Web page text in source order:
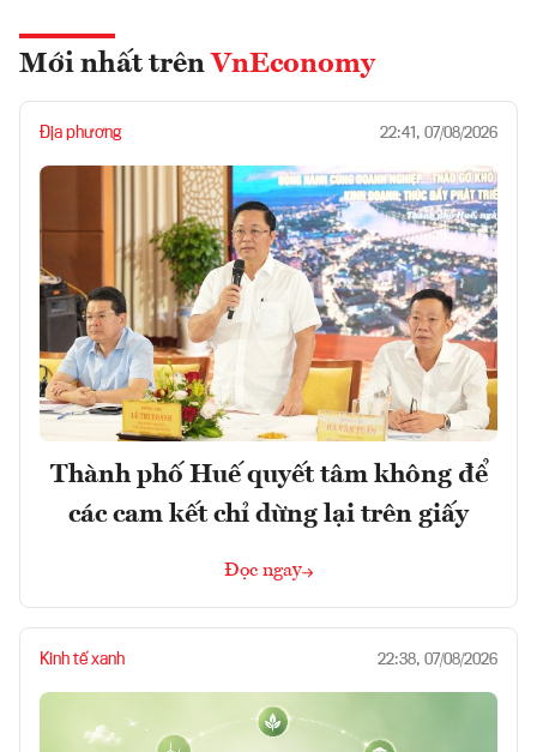
Mới nhất trên VnEconomy
Địa phương 22:41, 07/08/2026
Thành phố Huế quyết tâm không để
các cam kết chỉ dừng lại trên giấy
Đọc ngay
Kinh tế xanh 22:38, 07/08/2026